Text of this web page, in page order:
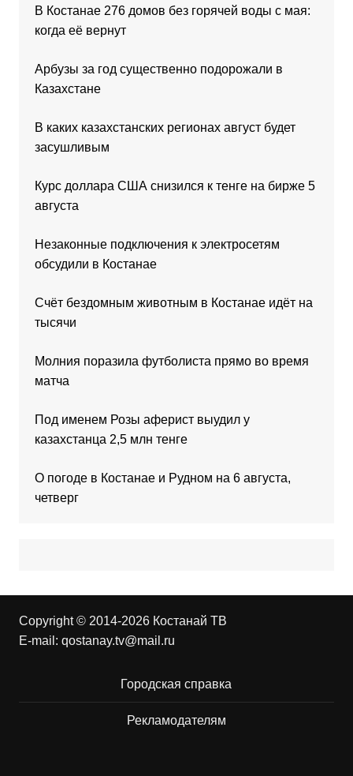
В Костанае 276 домов без горячей воды с мая:
когда её вернут
Арбузы за год существенно подорожали в
Казахстане
В каких казахстанских регионах август будет
засушливым
Курс доллара США снизился к тенге на бирже 5
августа
Незаконные подключения к электросетям
обсудили в Костанае
Счёт бездомным животным в Костанае идёт на
тысячи
Молния поразила футболиста прямо во время
матча
Под именем Розы аферист выудил у
казахстанца 2,5 млн тенге
О погоде в Костанае и Рудном на 6 августа,
четверг
Copyright © 2014-2026 Костанай ТВ
E-mail: qostanay.tv@mail.ru
Городская справка
Рекламодателям